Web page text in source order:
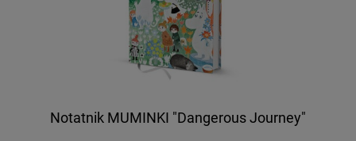
Notatnik MUMINKI "Dangerous Journey"